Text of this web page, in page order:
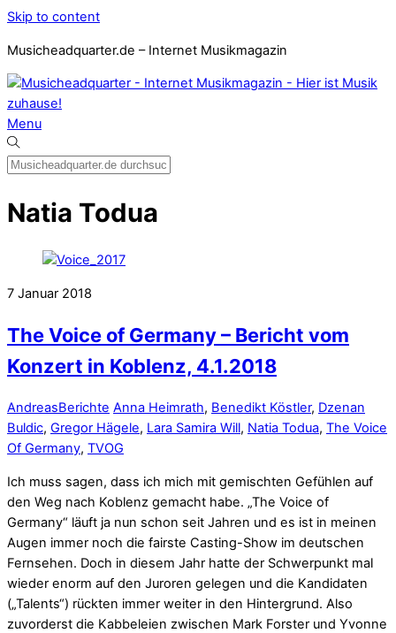
Skip to content
Musicheadquarter.de – Internet Musikmagazin
Menu
Natia Todua
7 Januar 2018
The Voice of Germany – Bericht vom
Konzert in Koblenz, 4.1.2018
AndreasBerichte Anna Heimrath, Benedikt Köstler, Dzenan
Buldic, Gregor Hägele, Lara Samira Will, Natia Todua, The Voice
Of Germany, TVOG
Ich muss sagen, dass ich mich mit gemischten Gefühlen auf
den Weg nach Koblenz gemacht habe. „The Voice of
Germany“ läuft ja nun schon seit Jahren und es ist in meinen
Augen immer noch die fairste Casting-Show im deutschen
Fernsehen. Doch in diesem Jahr hatte der Schwerpunkt mal
wieder enorm auf den Juroren gelegen und die Kandidaten
(„Talents“) rückten immer weiter in den Hintergrund. Also
zuvorderst die Kabbeleien zwischen Mark Forster und Yvonne